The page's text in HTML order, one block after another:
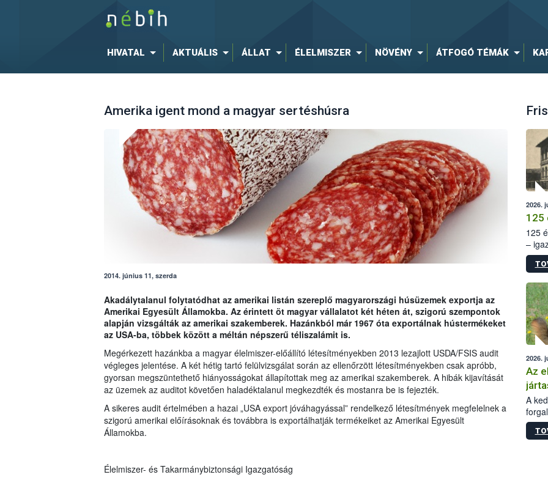
HIVATAL AKTUÁLIS ÁLLAT ÉLELMISZER NÖVÉNY ÁTFOGÓ TÉMÁK
Amerika igent mond a magyar sertéshúsra
2014. június 11, szerda
Akadálytalanul folytatódhat az amerikai listán szereplő magyarországi húsüzemek exportja az
Amerikai Egyesült Államokba. Az érintett öt magyar vállalatot két héten át, szigorú szempontok
alapján vizsgálták az amerikai szakemberek. Hazánkból már 1967 óta exportálnak hústermékeket
az USA-ba, többek között a méltán népszerű téliszalámit is.
Megérkezett hazánkba a magyar élelmiszer-előállító létesítményekben 2013 lezajlott USDA/FSIS audit
végleges jelentése. A két hétig tartó felülvizsgálat során az ellenőrzött létesítményekben csak apróbb,
gyorsan megszüntethető hiányosságokat állapítottak meg az amerikai szakemberek. A hibák kijavítását
az üzemek az auditot követően haladéktalanul megkezdték és mostanra be is fejezték.
A sikeres audit értelmében a hazai „USA export jóváhagyással” rendelkező létesítmények megfelelnek a
szigorú amerikai előírásoknak és továbbra is exportálhatják termékeiket az Amerikai Egyesült
Államokba.
Élelmiszer- és Takarmánybiztonsági Igazgatóság
2026.
125
125
–
15.
2026.
Az
A